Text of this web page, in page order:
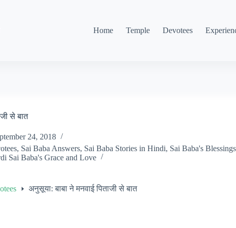
Home Temple Devotees
से बात
24, 2018
, Sai Baba Answers, Sai Baba Stories in Hindi, Sai Baba's Blessings
Sai Baba's Grace and Love
अनुसूया: बाबा ने मनवाई पिताजी से बात